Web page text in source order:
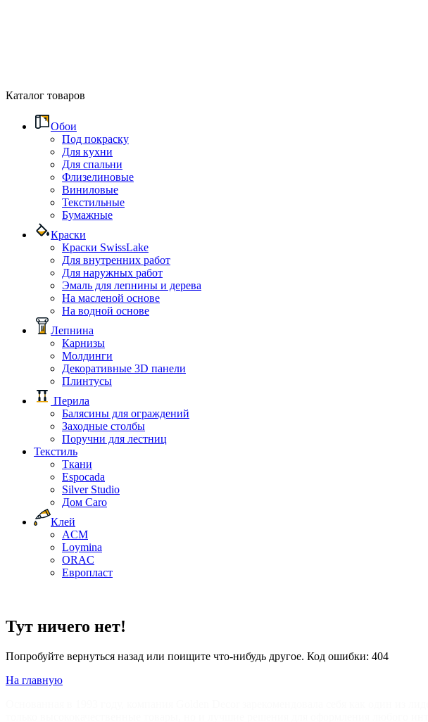
Каталог товаров
Обои
Под покраску
Для кухни
Для спальни
Флизелиновые
Виниловые
Текстильные
Бумажные
Краски
Краски SwissLake
Для внутренних работ
Для наружных работ
Эмаль для лепнины и дерева
На масленой основе
На водной основе
Лепнина
Карнизы
Молдинги
Декоративные 3D панели
Плинтусы
Перила
Балясины для ограждений
Заходные столбы
Поручни для лестниц
Текстиль
Ткани
Espocada
Silver Studio
Дом Caro
Клей
ACM
Loymina
ORAC
Европласт
Тут ничего нет!
Попробуйте вернуться назад или поищите что-нибудь другое. Код ошибки: 404
На главную